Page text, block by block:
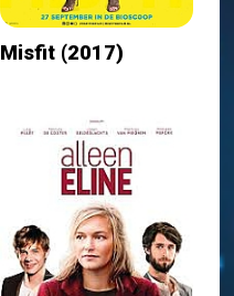
Misfit (2017)